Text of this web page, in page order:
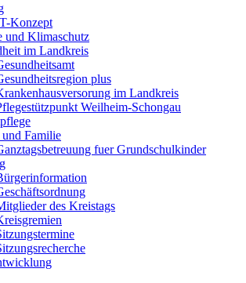
Konzept
und Klimaschutz
im Landkreis
plus
im Landkreis
Weilheim-Schongau
und Familie
fuer Grundschulkinder
des Kreistags